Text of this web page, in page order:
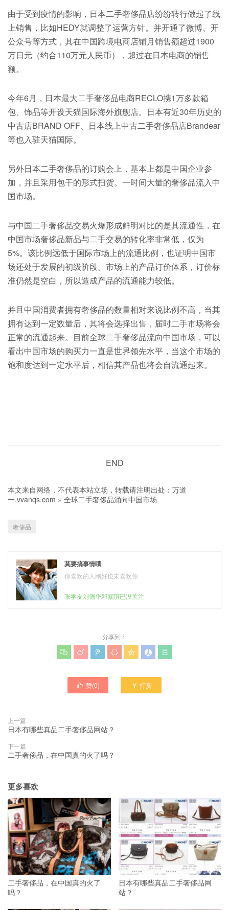
由于受到疫情的影响，日本二手奢侈品店纷纷转行做起了线
上销售，比如HEDY就调整了运营方针。并开通了微博、开
公众号等方式，其在中国跨境电商店铺月销售额超过1900
万日元（约合110万元人民币），超过在日本电商的销售
额。
今年6月，日本最大二手奢侈品电商RECLO携1万多款箱
包、饰品等开设天猫国际海外旗舰店。日本有近30年历史的
中古店BRAND OFF、日本线上中古二手奢侈品店Brandear
等也入驻天猫国际。
另外日本二手奢侈品的订购会上，基本上都是中国企业参
加，并且采用包干的形式扫货。一时间大量的奢侈品流入中
国市场。
与中国二手奢侈品交易火爆形成鲜明对比的是其流通性，在
中国市场奢侈品新品与二手交易的转化率非常低，仅为
5%。该比例远低于国际市场上的流通比例，也证明中国市
场还处于发展的初级阶段。市场上的产品订价体系，订价标
准仍然是空白，所以造成产品的流通能力较低。
并且中国消费者拥有奢侈品的数量相对来说比例不高，当其
拥有达到一定数量后，其将会选择出售，届时二手市场将会
正常的流通起来。目前全球二手奢侈品流向中国市场，可以
看出中国市场的购买力一直是世界领先水平，当这个市场的
饱和度达到一定水平后，相信其产品也将会自流通起来。
END
本文来自网络，不代表本站立场，转载请注明出处： 万道
一,vvanqs.com » 全球二手奢侈品涌向中国市场
奢侈品
莫要搞事情哦
你喜欢的人刚好也未喜欢你
张学友刘德华邓紫琪已没关注
分享到：
      
 赞(0)  打赏
上一篇
日本有哪些真品二手奢侈品网站？
下一篇
二手奢侈品，在中国真的火了吗？
更多喜欢
二手奢侈品，在中国真的火了
吗？
日本有哪些真品二手奢侈品网
站？